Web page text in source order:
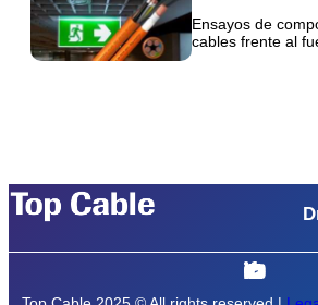
Ensayos de
cables frente al